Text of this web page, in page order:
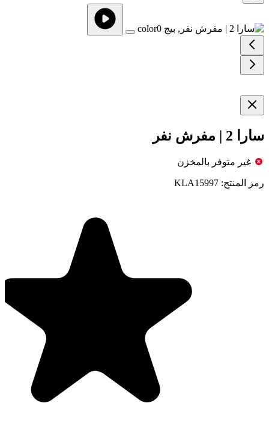
سارا 2 | مفرش نفر
غير متوفر بالمخزن
رمز المنتج: KLA15997